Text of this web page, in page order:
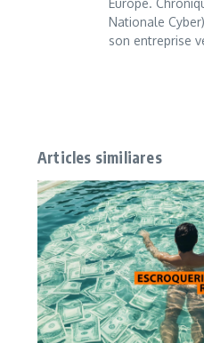
Europe.
Nationale
son entreprise
Articles similiares